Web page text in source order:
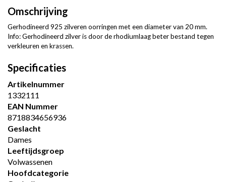
Omschrijving
Gerhodineerd 925 zilveren oorringen met een diameter van 20 mm.
Info: Gerhodineerd zilver is door de rhodiumlaag beter bestand tegen
verkleuren en krassen.
Specificaties
Artikelnummer
1332111
EAN Nummer
8718834656936
Geslacht
Dames
Leeftijdsgroep
Volwassenen
Hoofdcategorie